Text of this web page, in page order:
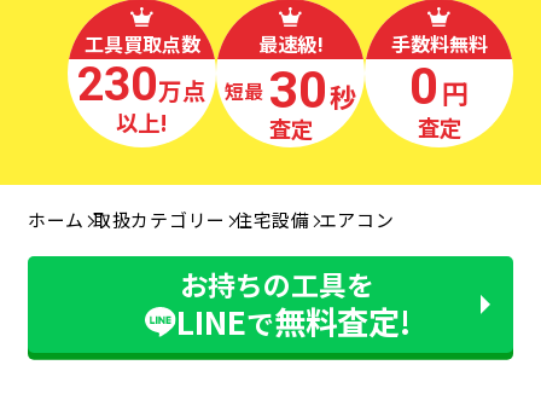
工具買取点数
230万点
以上!
最速級!
最短 30秒
査定
手数料無料
0円
査定
ホーム 取扱カテゴリー 住宅設備 エアコン
お持ちの工具を
LINEで無料査定!